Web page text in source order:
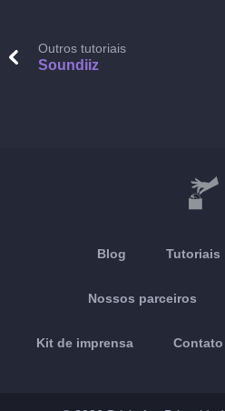
Outros tutoriais
Soundiiz
Blog Tutoriais
Nossos parceiros
Kit de imprensa Contato